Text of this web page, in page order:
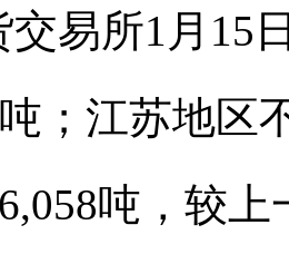
交易所1月15
；江苏地区
吨，较